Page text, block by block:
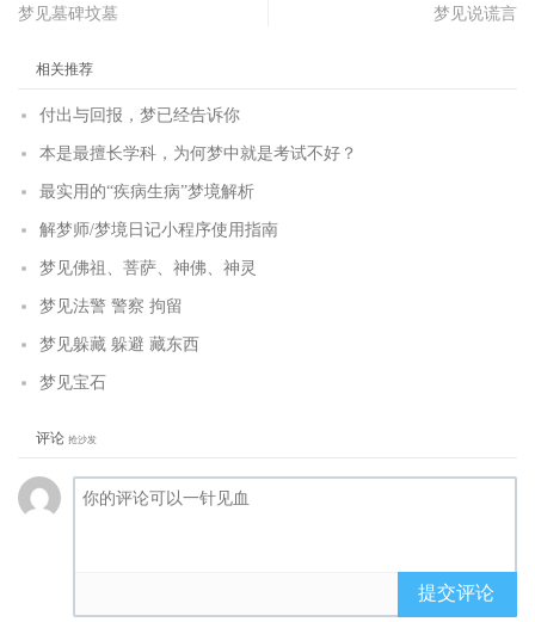
梦见墓碑坟墓
梦见说谎言
相关推荐
付出与回报，梦已经告诉你
本是最擅长学科，为何梦中就是考试不好？
最实用的“疾病生病”梦境解析
解梦师/梦境日记小程序使用指南
梦见佛祖、菩萨、神佛、神灵
梦见法警 警察 拘留
梦见躲藏 躲避 藏东西
梦见宝石
评论 抢沙发
提交评论